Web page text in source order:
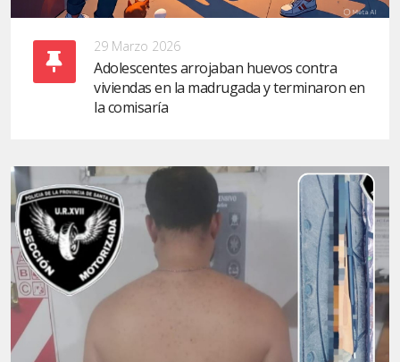
29 Marzo 2026
Adolescentes arrojaban huevos contra
viviendas en la madrugada y terminaron en
la comisaría